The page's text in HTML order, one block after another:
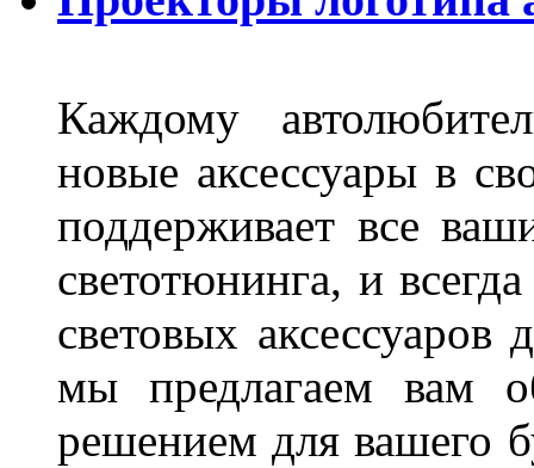
Каждому
новые аксессуары в
поддерживает все
светотюнинга, и
световых
мы предлагаем вам
решением для вашего